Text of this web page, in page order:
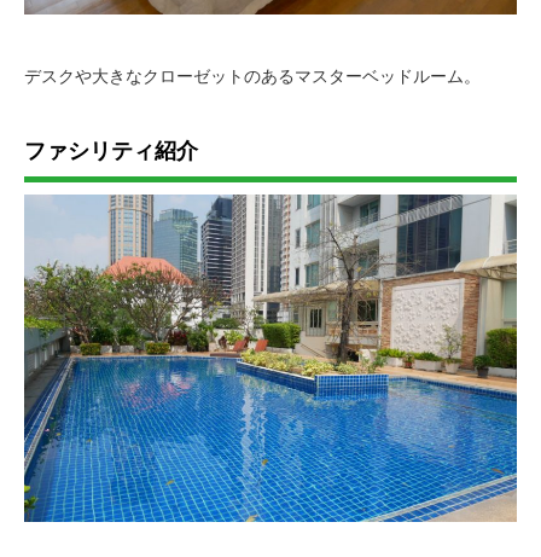
デスクや大きなクローゼットのあるマスターベッドルーム。
ファシリティ紹介